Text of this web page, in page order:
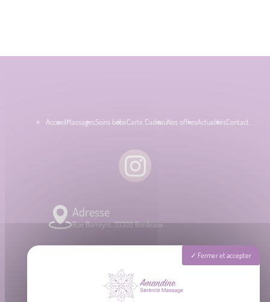
AccueilMassagesSoins bébéCarte CadeauNos offresActualitésContact
Adresse
Rue Barreyre, 33300 Bordeaux
Fermer et accepter